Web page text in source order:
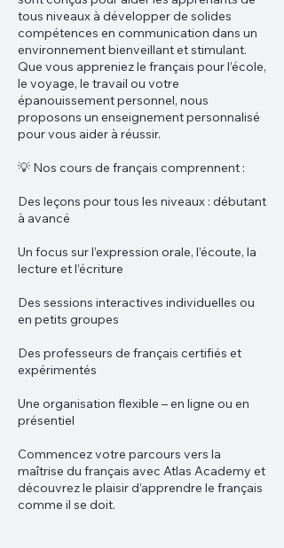
tous niveaux à développer de solides
compétences en communication dans un
environnement bienveillant et stimulant.
Que vous appreniez le français pour l’école,
le voyage, le travail ou votre
épanouissement personnel, nous
proposons un enseignement personnalisé
pour vous aider à réussir.
💡 Nos cours de français comprennent :
Des leçons pour tous les niveaux : débutant
à avancé
Un focus sur l’expression orale, l’écoute, la
lecture et l’écriture
Des sessions interactives individuelles ou
en petits groupes
Des professeurs de français certifiés et
expérimentés
Une organisation flexible – en ligne ou en
présentiel
Commencez votre parcours vers la
maîtrise du français avec Atlas Academy et
découvrez le plaisir d’apprendre le français
comme il se doit.